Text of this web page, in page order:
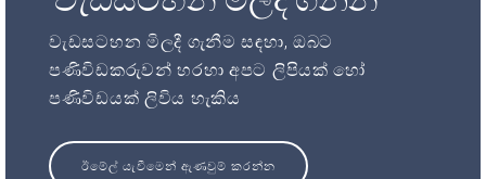
වැඩසටහන මිලදී ගැනීම සඳහා, ඔබට
පණිවිඩකරුවන් හරහා අපට ලිපියක් හෝ
පණිවිඩයක් ලිවිය හැකිය
ඊමේල් යැවීමෙන් ඇණවුම් කරන්න